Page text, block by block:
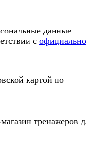
данные
с
тренажеров